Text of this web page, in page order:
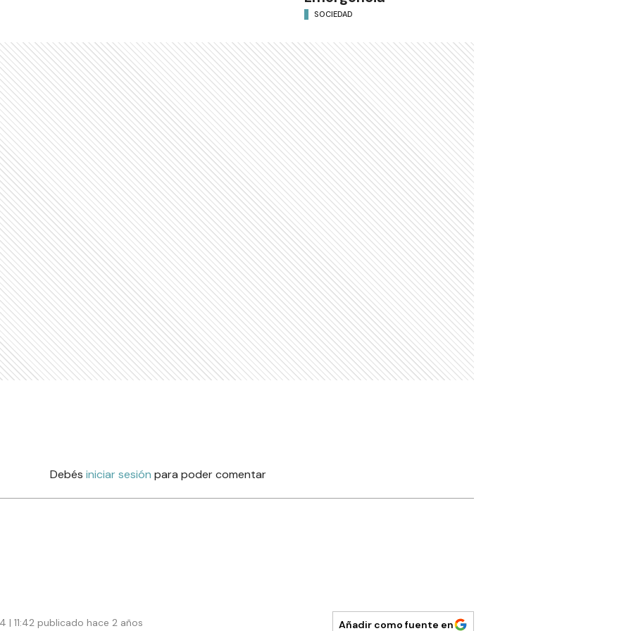
SOCIEDAD
Debés iniciar sesión para poder comentar
| 11:42 publicado hace 2 años Añadir como fuente en